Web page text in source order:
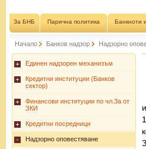
За БНБ Парична политика Банкноти
Начало Банков надзор Надзорно
Единен надзорен механизъм
Кредитни институции (Банков
сектор)
Финансови институции по чл.3а от
ЗКИ
Кредитни посредници
Надзорно оповестяване